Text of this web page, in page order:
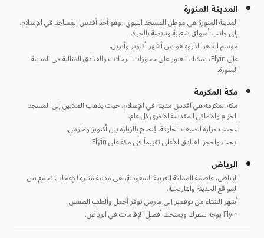
المدينة المنورة
المدينة المنورة هي موطن المسجد النبوي، وهو أحد أقدس المساجد في الإسلام،
إلى جانب أسواق شعبية ونابضة بالحياة.
موسم السفر الذروة هو بين أشهر أكتوبر وأبريل.
على Flyin، يمكنك العثور على حجوزات الرحلات والفنادق المثالية في المدينة
المنورة.
مكة المكرمة
مكة المكرمة هي أقدس مدينة في الإسلام، حيث يذهب الملايين إلى المسجد
الحرام والأماكن المقدسة الأخرى كل عام.
لتجنب حرارة الصيف الحارقة، يُنصح بالزيارة بين أكتوبر ومارس.
ابحث واحجز الفنادق الأعلى تقييماً في مكة على Flyin.
الرياض
الرياض، عاصمة المملكة العربية السعودية، هي مدينة مثيرة للإعجاب تجمع بين
المواقع الحديثة والتاريخية.
أشهر الشتاء من نوفمبر إلى مارس توفر أجمل وألطف الطقس.
Flyin يوجه سفرك ويمنحك أفضل الإقامات في الرياض.